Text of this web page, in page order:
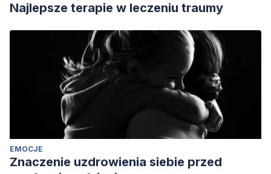
Najlepsze terapie w leczeniu traumy
EMOCJE
Znaczenie uzdrowienia siebie przed